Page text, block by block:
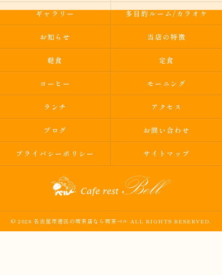
ギャラリー 多目的ルーム/カラオケ
お知らせ 当店の特徴
軽食 定食
コーヒー モーニング
ランチ アクセス
ブログ お問い合わせ
プライバシーポリシー サイトマップ
© 2026 名古屋市港区の喫茶店なら喫茶ベル ALL RIGHTS RESERVED.